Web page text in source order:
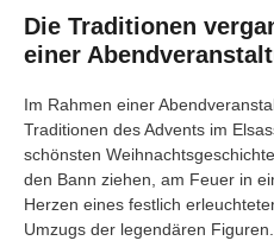
Die Traditionen
einer
Im Rahmen einer
Traditionen des Advents im
schönsten
den Bann ziehen, am Feuer in
Herzen eines festlich
Umzugs der legendären